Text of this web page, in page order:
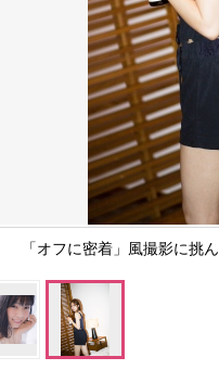
「オフに密着」風撮影に挑